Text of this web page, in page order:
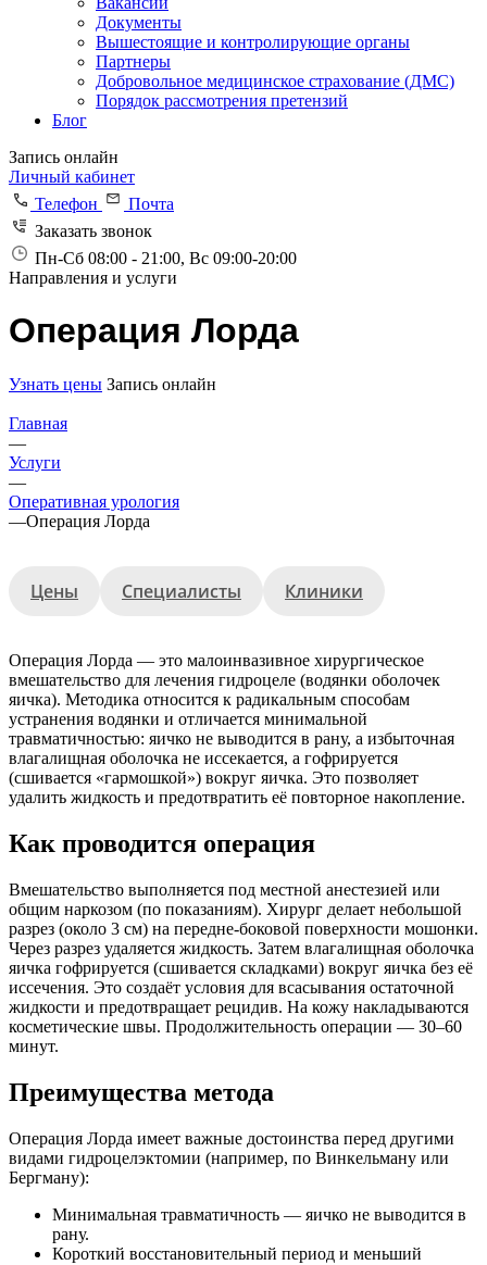
Документы
Вышестоящие и контролирующие органы
Партнеры
Добровольное медицинское страхование (ДМС)
Порядок рассмотрения претензий
Блог
Запись онлайн
Личный кабинет
Телефон
Почта
Заказать звонок
Пн-Сб 08:00 - 21:00, Вс 09:00-20:00
Направления и услуги
Операция Лорда
Узнать цены Запись онлайн
Главная
—
Услуги
—
Оперативная урология
—Операция Лорда
Цены Специалисты Клиники
Операция Лорда — это малоинвазивное хирургическое
вмешательство для лечения гидроцеле (водянки оболочек
яичка). Методика относится к радикальным способам
устранения водянки и отличается минимальной
травматичностью: яичко не выводится в рану, а избыточная
влагалищная оболочка не иссекается, а гофрируется
(сшивается «гармошкой») вокруг яичка. Это позволяет
удалить жидкость и предотвратить её повторное накопление.
Как проводится операция
Вмешательство выполняется под местной анестезией или
общим наркозом (по показаниям). Хирург делает небольшой
разрез (около 3 см) на передне-боковой поверхности мошонки.
Через разрез удаляется жидкость. Затем влагалищная оболочка
яичка гофрируется (сшивается складками) вокруг яичка без её
иссечения. Это создаёт условия для всасывания остаточной
жидкости и предотвращает рецидив. На кожу накладываются
косметические швы. Продолжительность операции — 30–60
минут.
Преимущества метода
Операция Лорда имеет важные достоинства перед другими
видами гидроцелэктомии (например, по Винкельману или
Бергману):
Минимальная травматичность — яичко не выводится в
рану.
Короткий восстановительный период и меньший